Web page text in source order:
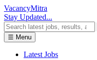
VacancyMitra
Stay Updated...
☰ Menu
Latest Jobs